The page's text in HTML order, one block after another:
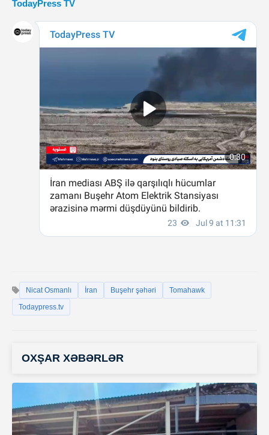
TodayPress TV
Nicat Osmanlı İran Buşehr şəhəri
Tomahawk
Todaypress.tv
OXŞAR XƏBƏRLƏR